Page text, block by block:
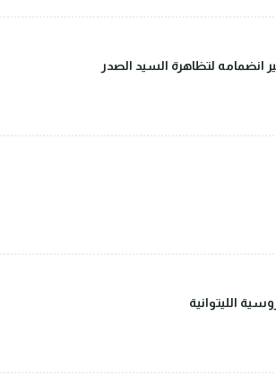
انضمامه لتظاهرة السيد الصدر
الليتوانية